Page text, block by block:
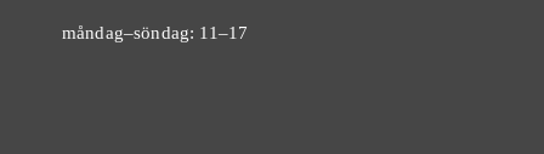
måndag–söndag: 11–17